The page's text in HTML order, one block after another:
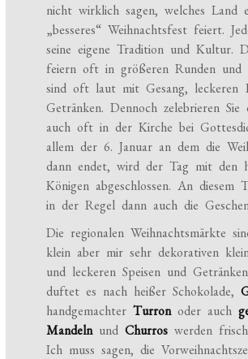
nicht wirklich sagen, welches Land
„besseres“ Weihnachtsfest feiert.
seine eigene Tradition und Kultur.
feiern oft in größeren Runden und
sind oft laut mit Gesang, leckeren
Getränken. Dennoch zelebrieren
auch oft in der Kirche bei
allem der 6. Januar an dem die
dann endet, wird der Tag mit den
Königen abgeschlossen. An diesem
in der Regel dann auch die
Die regionalen Weihnachtsmärkte
klein aber mir sehr dekorativen
und leckeren Speisen und
duftet es nach heißer Schokolade,
handgemachterTurronoder auch
MandelnundChurros werden
Ich muss sagen, die